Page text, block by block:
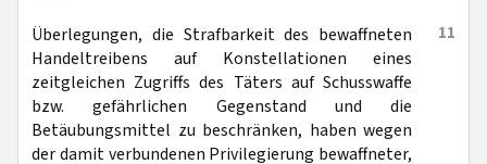
11
Überlegungen, die Strafbarkeit des bewaffneten
Handeltreibens auf Konstellationen eines
zeitgleichen Zugriffs des Täters auf Schusswaffe
bzw. gefährlichen Gegenstand und die
Betäubungsmittel zu beschränken, haben wegen
der damit verbundenen Privilegierung bewaffneter,